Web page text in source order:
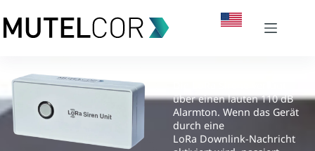
über einen lauten 110 dB
Alarmton. Wenn das Gerät
durch eine
LoRa Downlink-Nachricht